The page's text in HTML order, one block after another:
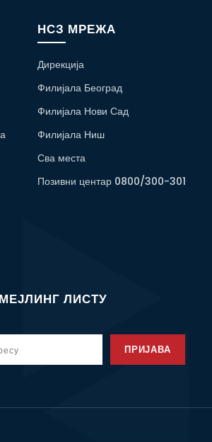
НСЗ МРЕЖА
Дирекција
Филијала Београд
Филијала Нови Сад
Филијала Ниш
Сва места
Позивни центар 0800/300-301
ЛИСТУ
ПРИЈАВА